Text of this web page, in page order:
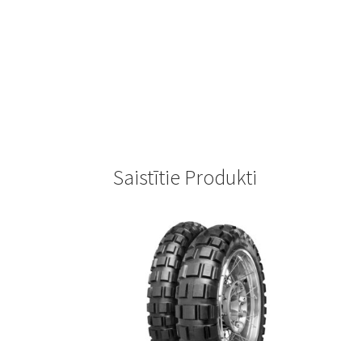
Saistītie Produkti